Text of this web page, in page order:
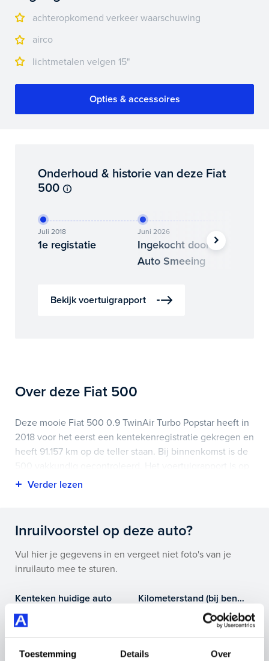
Toestemming Details Over
achteropkomend verkeer waarschuwing
airco
lichtmetalen velgen 15"
Opties & accessoires
Onderhoud & historie van deze Fiat
500
Juli 2018
1e registatie
Juni 2026
Ingekocht door
Auto Smeeing
Bekijk voertuigrapport
Over deze Fiat 500
Deze mooie Fiat 500 0.9 TwinAir Turbo Popstar heeft in
2018 voor het eerst een kentekenregistratie gekregen en
heeft 91.157 km op de teller staan. Bij binnenkomst is de
deze pagina bij onderhoud en historie te downloaden.
achteropkomend verkeer waarschuwing, airco,
lichtmetalen velgen 15" en nog veel meer.
Je koopt hem voor € 7.945,- maar je kan deze Fiat 500
Maak snel een afspraak in de showroom of bestel hem
direct online.
Inruilvoorstel op deze auto?
Vul hier je gegevens in en vergeet niet foto's van je
inruilauto mee te sturen.
Kenteken huidige auto Kilometerstand (bij benadering)